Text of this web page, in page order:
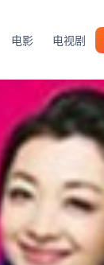
电影 电视剧